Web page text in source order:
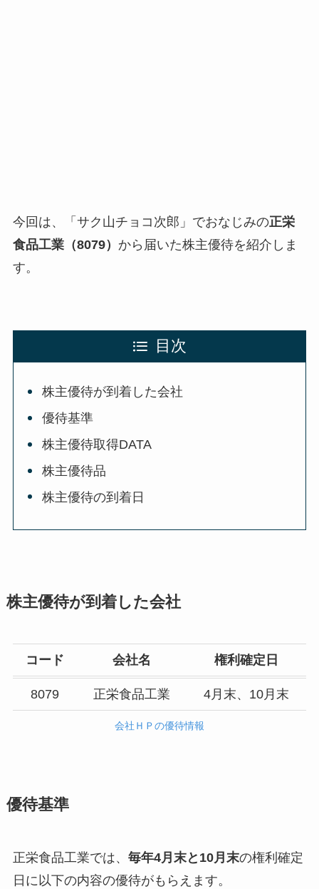
今回は、「サク山チョコ次郎」でおなじみの正栄
食品工業（8079） から届いた株主優待を紹介しま
す。
目次
株主優待が到着した会社
優待基準
株主優待取得DATA
株主優待品
株主優待の到着日
株主優待が到着した会社
コード 会社名 権利確定日
8079 正栄食品工業 4月末、10月末
会社ＨＰの優待情報
優待基準
正栄食品工業では、 毎年4月末と10月末の権利確定
日に以下の内容の優待がもらえます。